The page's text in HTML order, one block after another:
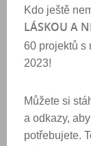
Kdo ještě
LÁSKOU A
60 projektů s
2023!
Můžete si
a odkazy,
potřebujete.